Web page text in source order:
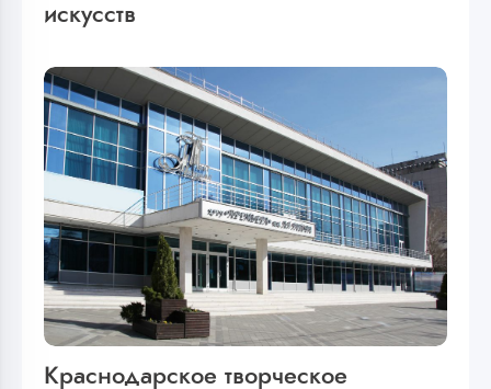
искусств
Краснодарское творческое